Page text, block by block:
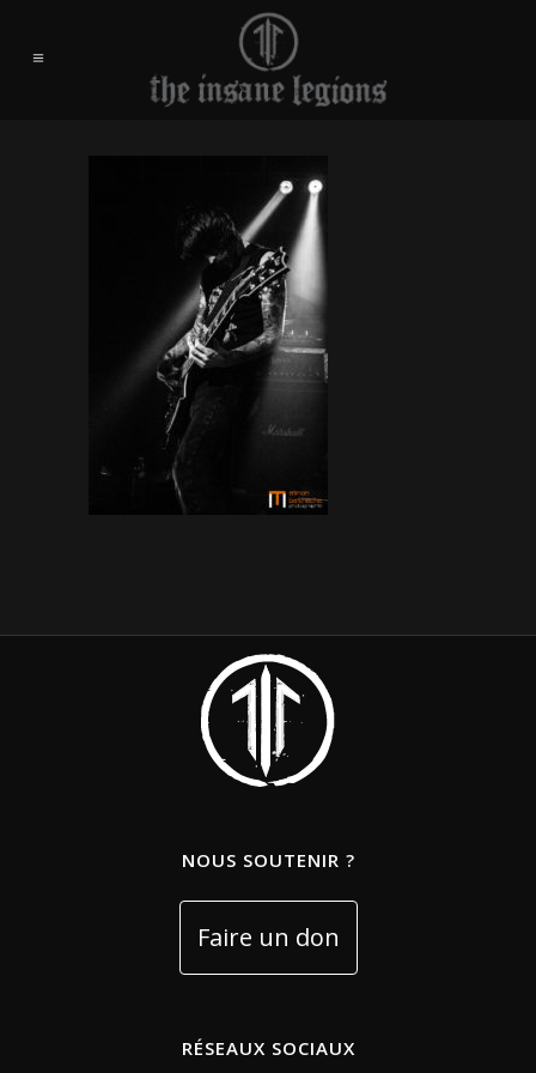
NOUS SOUTENIR ?
RÉSEAUX SOCIAUX